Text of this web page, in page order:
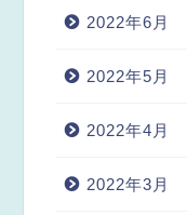
2022年6月
2022年5月
2022年4月
2022年3月